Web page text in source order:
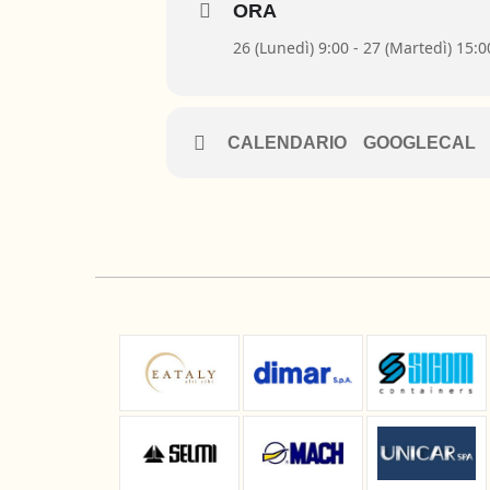
ORA
26 (Lunedì) 9:00 - 27 (Martedì)
CALENDARIO GOOGLECAL